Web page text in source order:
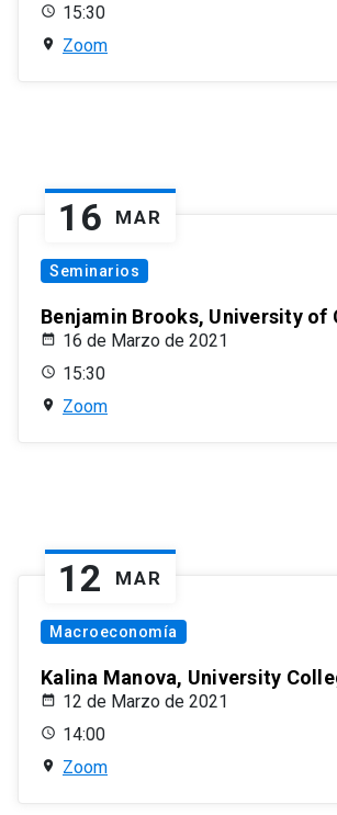
15:30
Zoom
16 MAR
Seminarios
Benjamin Brooks, University of
16 de Marzo de 2021
15:30
Zoom
12 MAR
Macroeconomía
Kalina Manova, University
12 de Marzo de 2021
14:00
Zoom